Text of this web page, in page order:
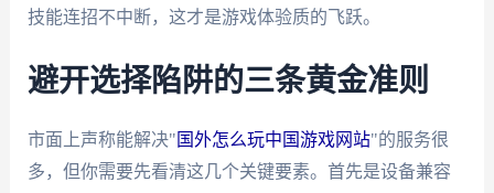
技能连招不中断，这才是游戏体验质的飞跃。
避开选择陷阱的三条黄金准则
市面上声称能解决" 国外怎么玩中国游戏网站"的服务很
多，但你需要先看清这几个关键要素。首先是设备兼容